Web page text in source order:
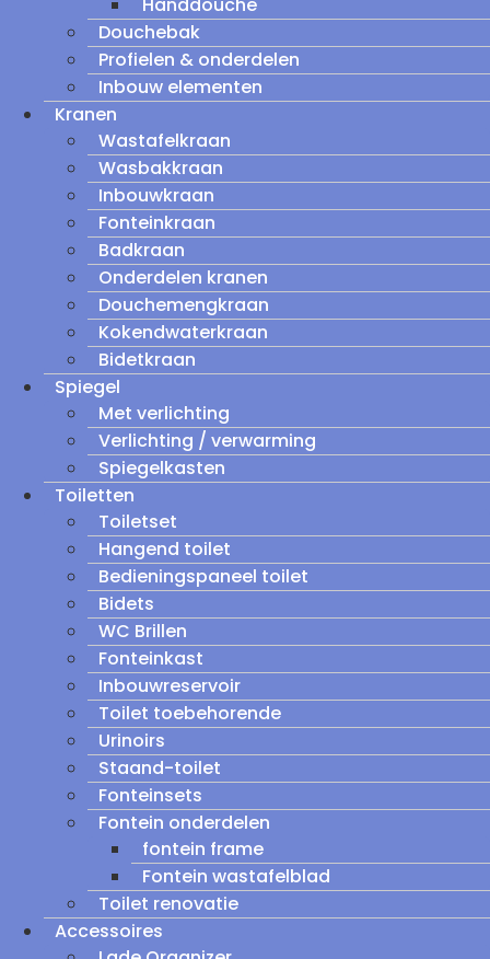
Douchebak
Profielen & onderdelen
Inbouw elementen
Kranen
Wastafelkraan
Wasbakkraan
Inbouwkraan
Fonteinkraan
Badkraan
Onderdelen kranen
Douchemengkraan
Kokendwaterkraan
Bidetkraan
Spiegel
Met verlichting
Verlichting / verwarming
Spiegelkasten
Toiletten
Toiletset
Hangend toilet
Bedieningspaneel toilet
Bidets
WC Brillen
Fonteinkast
Inbouwreservoir
Toilet toebehorende
Urinoirs
Staand-toilet
Fonteinsets
Fontein onderdelen
fontein frame
Fontein wastafelblad
Toilet renovatie
Accessoires